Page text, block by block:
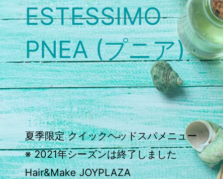
ESTESSIMO
PNEA (プニア)
夏季限定 クイックヘッドスパメニュー
※ 2021年シーズンは終了しました
Hair&Make JOYPLAZA